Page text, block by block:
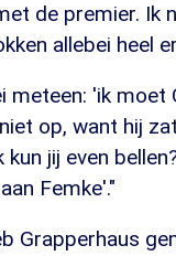
de premier. Ik
allebei heel
meteen: 'ik moet
op, want hij
kun jij even
Femke'."
Grapperhaus